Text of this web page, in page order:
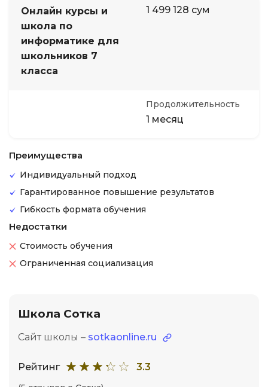
Онлайн курсы и
школа по
информатике для
школьников 7
класса
1 499 128 сум
Продолжительность
1 месяц
Преимущества
Индивидуальный подход
Гарантированное повышение результатов
Гибкость формата обучения
Недостатки
Стоимость обучения
Ограниченная социализация
Школа Сотка
Сайт школы – sotkaonline.ru
Рейтинг 3.3